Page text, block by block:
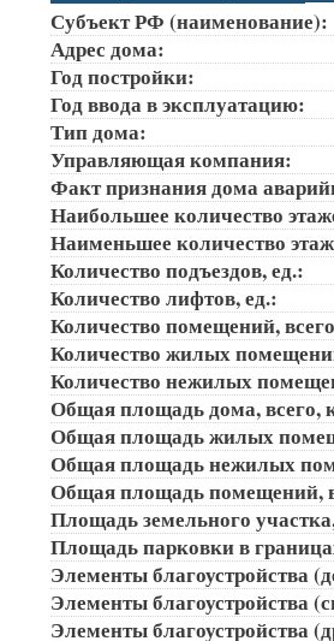
Субъект РФ (наименование):
Адрес дома:
Год постройки:
Год ввода в эксплуатацию:
Тип дома:
Управляющая компания:
Факт признания дома
Наибольшее количество
Наименьшее количество
Количество подъездов, ед.:
Количество лифтов, ед.:
Количество помещений,
Количество жилых
Количество нежилых
Общая площадь дома, всего,
Общая площадь жилых
Общая площадь нежилых
Общая площадь помещений,
Площадь земельного
Площадь парковки в
Элементы благоустройства
Элементы благоустройства
Элементы благоустройства